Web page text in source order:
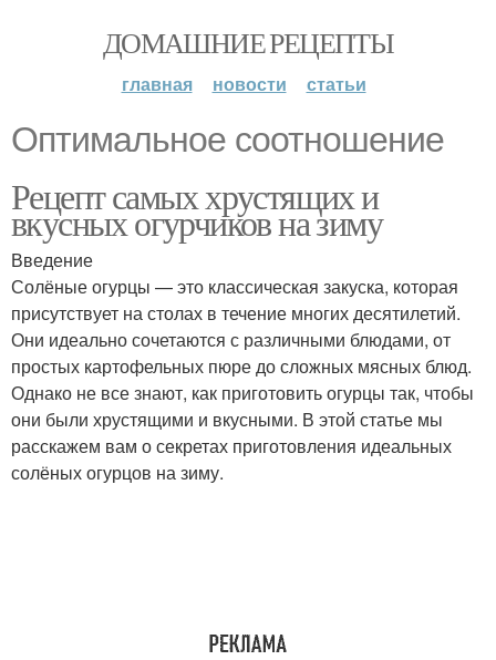
ДОМАШНИЕ РЕЦЕПТЫ
главная новости статьи
Оптимальное соотношение
Рецепт самых хрустящих и
вкусных огурчиков на зиму
Введение
Солёные огурцы — это классическая закуска, которая
присутствует на столах в течение многих десятилетий.
Они идеально сочетаются с различными блюдами, от
простых картофельных пюре до сложных мясных блюд.
Однако не все знают, как приготовить огурцы так, чтобы
они были хрустящими и вкусными. В этой статье мы
расскажем вам о секретах приготовления идеальных
солёных огурцов на зиму.